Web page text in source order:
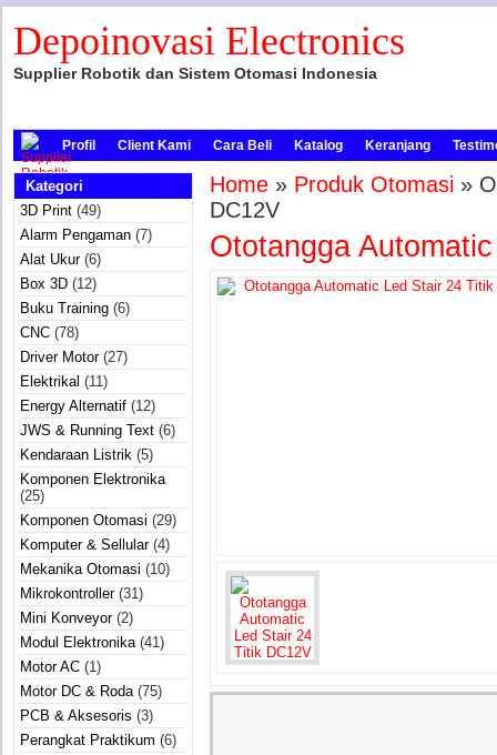
Depoinovasi Electronics
Supplier Robotik dan Sistem Otomasi Indonesia
Profil Client Kami Cara Beli Katalog Keranjang
Kategori
3D Print (49)
Alarm Pengaman (7)
Alat Ukur(6)
Box 3D (12)
Buku Training (6)
CNC (78)
Driver Motor(27)
Elektrikal (11)
Energy Alternatif (12)
JWS & Running Text (6)
Kendaraan Listrik (5)
Komponen Elektronika
(25)
Komponen Otomasi (29)
Komputer & Sellular(4)
Mekanika Otomasi (10)
Mikrokontroller(31)
Mini Konveyor(2)
Modul Elektronika(41)
Motor AC (1)
Motor DC & Roda(75)
PCB & Aksesoris (3)
Perangkat Praktikum (6)
Home » Produk Otomasi »
DC12V
Ototangga